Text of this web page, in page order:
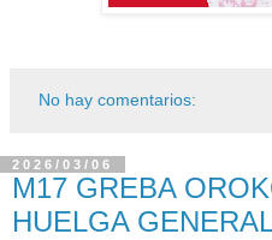
No hay comentarios:
2026/03/06
M17 GREBA
HUELGA